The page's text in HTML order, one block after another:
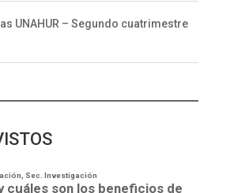
UNAHUR – Segundo cuatrimestre